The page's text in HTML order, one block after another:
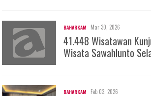
BAHARKAM Mar 30, 2026
41.448 Wisatawan
Wisata Sawahlunto
BAHARKAM Feb 03, 2026